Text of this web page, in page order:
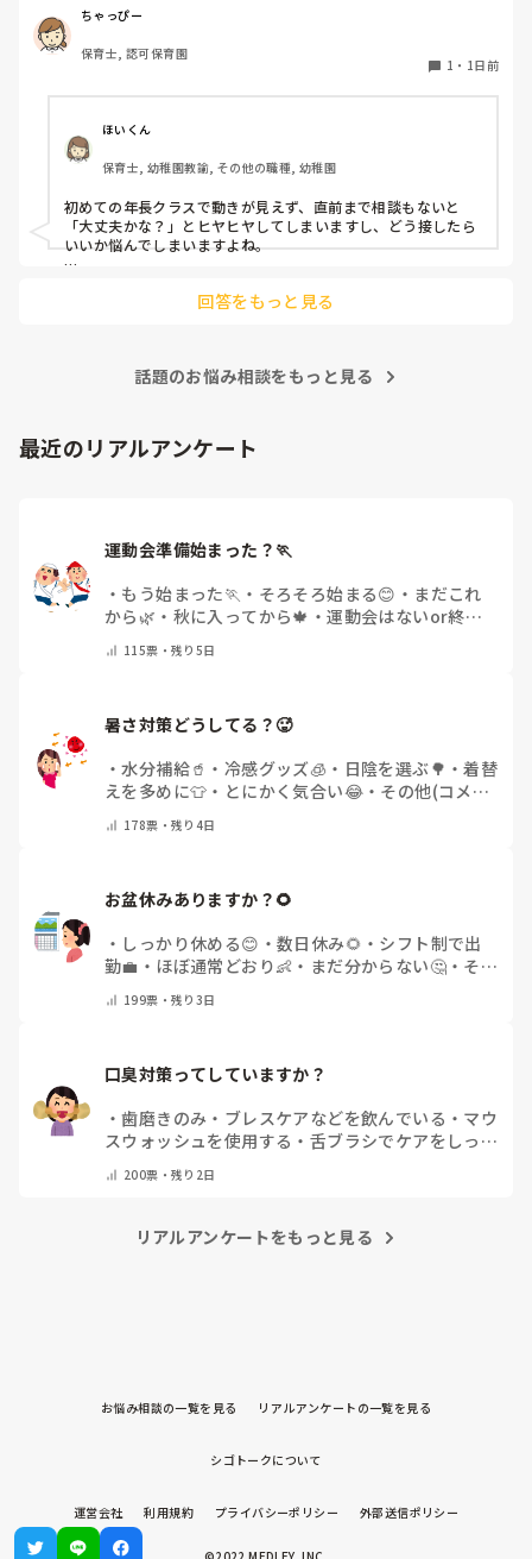
いで様子見てると直前になるまで何もアクションがなかった
り
他の職員に聞いてる様子もなくて
よほど自分に聞きづらいのか、聞く必要性さえ感じないの
か、もうよくわからないです。
対応にも悩みます。
ちゃっぴー
保育士, 認可保育園
1 ・ 1日前
ほいくん
保育士, 幼稚園教諭, その他の職種, 幼稚園
初めての年長クラスで動きが見えず、直前まで相談もないと
「大丈夫かな？」とヒヤヒヤしてしまいますし、どう接したら
いいか悩んでしまいますよね。
「こんなこと聞いたら迷惑かな」と抱え込んでいるケースがと
件、どこまで進んだ？」「困ってることない？」と具体的に声
「毎日夕方に5分だけ進捗確認の時間を取る」などルール化し
てしまうと、後輩も質問しやすくなりますよ。一人で抱え込ま
回答をもっと見る
話題のお悩み相談をもっと見る
最近のリアルアンケート
運動会準備始まった？🏃
・ もう始まった🏃 ・ そろそろ始まる😊 ・ まだこれ
から🌿 ・ 秋に入ってから🍁 ・運動会はないor終わ
った✨
その他(コメントで教えてください)
115票・残り5日
暑さ対策どうしてる？🥵
・水分補給🥤 ・ 冷感グッズ🧊 ・ 日陰を選ぶ🌳 ・着替
えを多めに👕 ・ とにかく気合い😂・ その他(コメン
トで教えてください)
178票・残り4日
お盆休みありますか？🌻
・ しっかり休める😊 ・ 数日休み🌻 ・ シフト制で出
勤💼 ・ ほぼ通常どおり👶 ・ まだ分からない🤔・ その
他(コメントで教えてください)
199票・残り3日
口臭対策ってしていますか？
・歯磨きのみ ・ ブレスケアなどを飲んでいる ・ マウ
スウォッシュを使用する ・ 舌ブラシでケアをしっか
りする
フリスクをかじる
の他(コメントで教えて下さい)
200票・残り2日
リアルアンケートをもっと見る
お悩み相談の一覧を見る リアルアンケートの一覧を見る
シゴトークについて
運営会社 利用規約 プライバシーポリシー 外部送信ポリシー